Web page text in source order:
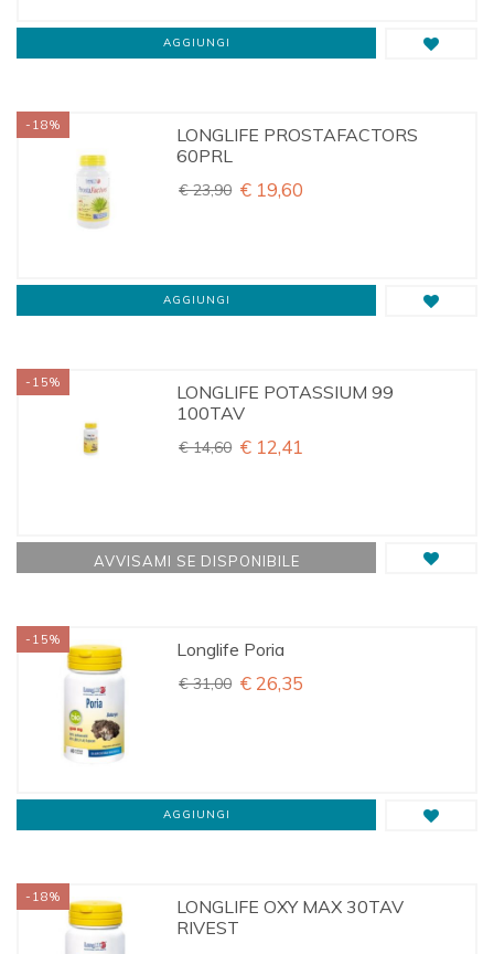
AGGIUNGI
LONGLIFE PROSTAFACTORS
60PRL
€ 23,90 € 19,60
-18%
AGGIUNGI
LONGLIFE POTASSIUM 99
100TAV
€ 14,60 € 12,41
-15%
AVVISAMI SE DISPONIBILE
Longlife Poria
€ 31,00 € 26,35
-15%
AGGIUNGI
LONGLIFE OXY MAX 30TAV
RIVEST
-18%